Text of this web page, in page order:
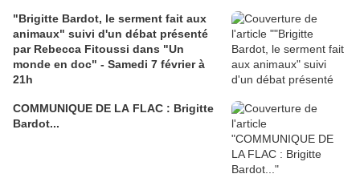
"Brigitte Bardot, le serment fait aux
animaux" suivi d'un débat présenté
par Rebecca Fitoussi dans "Un
monde en doc" - Samedi 7 février à
21h
COMMUNIQUE DE LA FLAC : Brigitte
Bardot...